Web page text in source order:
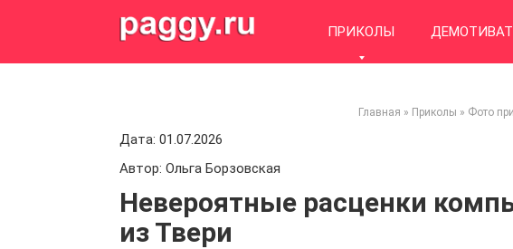
ПРИКОЛЫ
Главная » Приколы » Фото
Дата: 01.07.2026
Автор: Ольга Борзовская
Невероятные расценки
из Твери